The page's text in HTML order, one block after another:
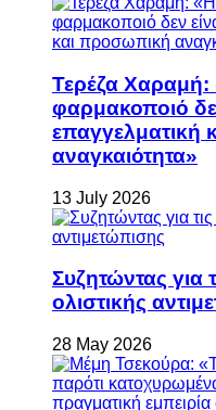
Τερέζα Χαραμή:
φαρμακοποιό
επαγγελματική
αναγκαιότητα»
13 July 2026
Συζητώντας για
ολιστικής
28 May 2026